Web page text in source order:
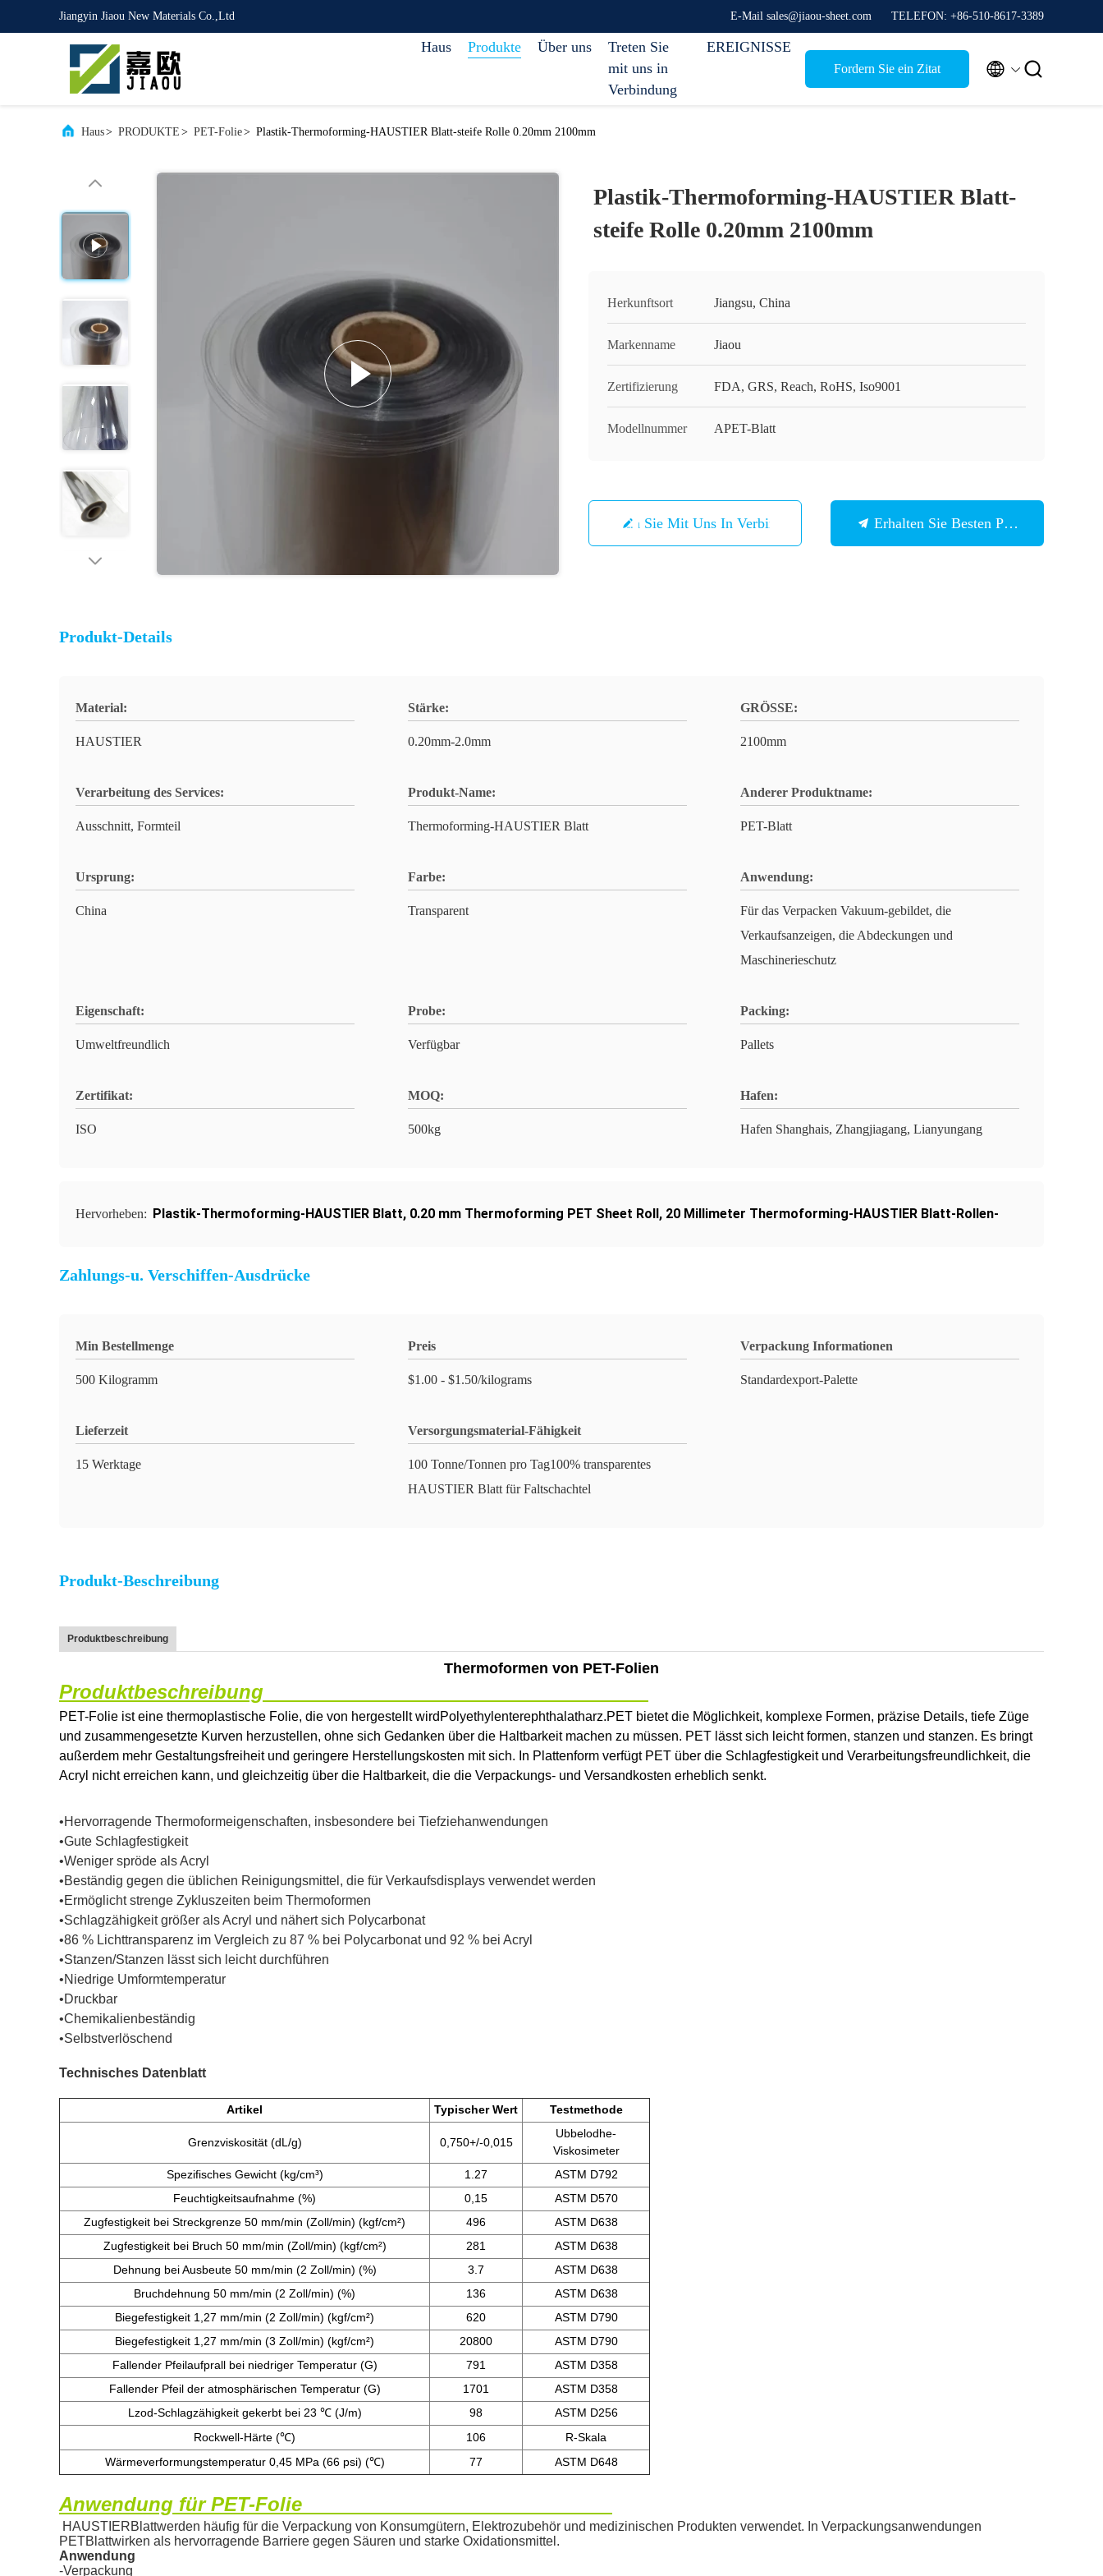
Jiangyin Jiaou New Materials Co.,Ltd E-Mail sales@jiaou-sheet.com TELEFON: +86-510-8617-3389
Haus Produkte Über uns
Treten Sie
mit uns in
Verbindung
EREIGNISSE
Fordern Sie ein Zitat  
Haus> PRODUKTE > PET-Folie> Plastik-Thermoforming-HAUSTIER Blatt-steife Rolle 0.20mm 2100mm
Plastik-Thermoforming-HAUSTIER Blatt-
steife Rolle 0.20mm 2100mm
Herkunftsort Jiangsu, China
Markenname Jiaou
Zertifizierung FDA, GRS, Reach, RoHS, Iso9001
Modellnummer APET-Blatt
Treten Sie Mit Uns In Verbindung Erhalten Sie Besten Preis
Produkt-Details
Material:
HAUSTIER
Stärke:
0.20mm-2.0mm
GRÖSSE:
2100mm
Verarbeitung des Services:
Ausschnitt, Formteil
Produkt-Name:
Thermoforming-HAUSTIER Blatt
Anderer Produktname:
PET-Blatt
Ursprung:
China
Farbe:
Transparent
Anwendung:
Für das Verpacken Vakuum-gebildet, die
Verkaufsanzeigen, die Abdeckungen und
Maschinerieschutz
Eigenschaft:
Umweltfreundlich
Probe:
Verfügbar
Packing:
Pallets
Zertifikat:
ISO
MOQ:
500kg
Hafen:
Hafen Shanghais, Zhangjiagang, Lianyungang
Hervorheben: Plastik-Thermoforming-HAUSTIER Blatt, 0.20 mm Thermoforming PET Sheet Roll, 20 Millimeter Thermoforming-HAUSTIER Blatt-Rollen-
Zahlungs-u. Verschiffen-Ausdrücke
Min Bestellmenge
500 Kilogramm
Preis
$1.00 - $1.50/kilograms
Verpackung Informationen
Standardexport-Palette
Lieferzeit
15 Werktage
Versorgungsmaterial-Fähigkeit
100 Tonne/Tonnen pro Tag100% transparentes
HAUSTIER Blatt für Faltschachtel
Produkt-Beschreibung
Produktbeschreibung
Thermoformen von PET-Folien
Produktbeschreibung
PET-Folie ist eine thermoplastische Folie, die von hergestellt wird Polyethylenterephthalatharz.PET bietet die Möglichkeit, komplexe Formen, präzise Details, tiefe Züge
und zusammengesetzte Kurven herzustellen, ohne sich Gedanken über die Haltbarkeit machen zu müssen. PET lässt sich leicht formen, stanzen und stanzen. Es bringt
außerdem mehr Gestaltungsfreiheit und geringere Herstellungskosten mit sich. In Plattenform verfügt PET über die Schlagfestigkeit und Verarbeitungsfreundlichkeit, die
Acryl nicht erreichen kann, und gleichzeitig über die Haltbarkeit, die die Verpackungs- und Versandkosten erheblich senkt.
•Hervorragende Thermoformeigenschaften, insbesondere bei Tiefziehanwendungen
•Gute Schlagfestigkeit
•Weniger spröde als Acryl
•Beständig gegen die üblichen Reinigungsmittel, die für Verkaufsdisplays verwendet werden
•Ermöglicht strenge Zykluszeiten beim Thermoformen
•Schlagzähigkeit größer als Acryl und nähert sich Polycarbonat
•86 % Lichttransparenz im Vergleich zu 87 % bei Polycarbonat und 92 % bei Acryl
•Stanzen/Stanzen lässt sich leicht durchführen
•Niedrige Umformtemperatur
•Druckbar
•Chemikalienbeständig
•Selbstverlöschend
Technisches Datenblatt
Artikel Typischer Wert Testmethode
Grenzviskosität (dL/g) 0,750+/-0,015
Ubbelodhe-
Viskosimeter
Spezifisches Gewicht (kg/cm³) 1.27
ASTM D792
Feuchtigkeitsaufnahme (%) 0,15
ASTM D570
Zugfestigkeit bei Streckgrenze 50 mm/min (Zoll/min) (kgf/cm²) 496
ASTM D638
Zugfestigkeit bei Bruch 50 mm/min (Zoll/min) (kgf/cm²) 281
ASTM D638
Dehnung bei Ausbeute 50 mm/min (2 Zoll/min) (%) 3.7
ASTM D638
Bruchdehnung 50 mm/min (2 Zoll/min) (%) 136
ASTM D638
Biegefestigkeit 1,27 mm/min (2 Zoll/min) (kgf/cm²)
620
ASTM D790
Biegefestigkeit 1,27 mm/min (3 Zoll/min) (kgf/cm²)
20800
ASTM D790
Fallender Pfeilaufprall bei niedriger Temperatur (G) 791
ASTM D358
Fallender Pfeil der atmosphärischen Temperatur (G) 1701
ASTM D358
Lzod-Schlagzähigkeit gekerbt bei 23 ℃ (J/m) 98
ASTM D256
Rockwell-Härte (℃) 106
R-Skala
Wärmeverformungstemperatur 0,45 MPa (66 psi) (℃) 77 ASTM D648
Anwendung für PET-Folie
HAUSTIERBlattwerden häufig für die Verpackung von Konsumgütern, Elektrozubehör und medizinischen Produkten verwendet. In Verpackungsanwendungen
PETBlattwirken als hervorragende Barriere gegen Säuren und starke Oxidationsmittel.
Anwendung
-Verpackung